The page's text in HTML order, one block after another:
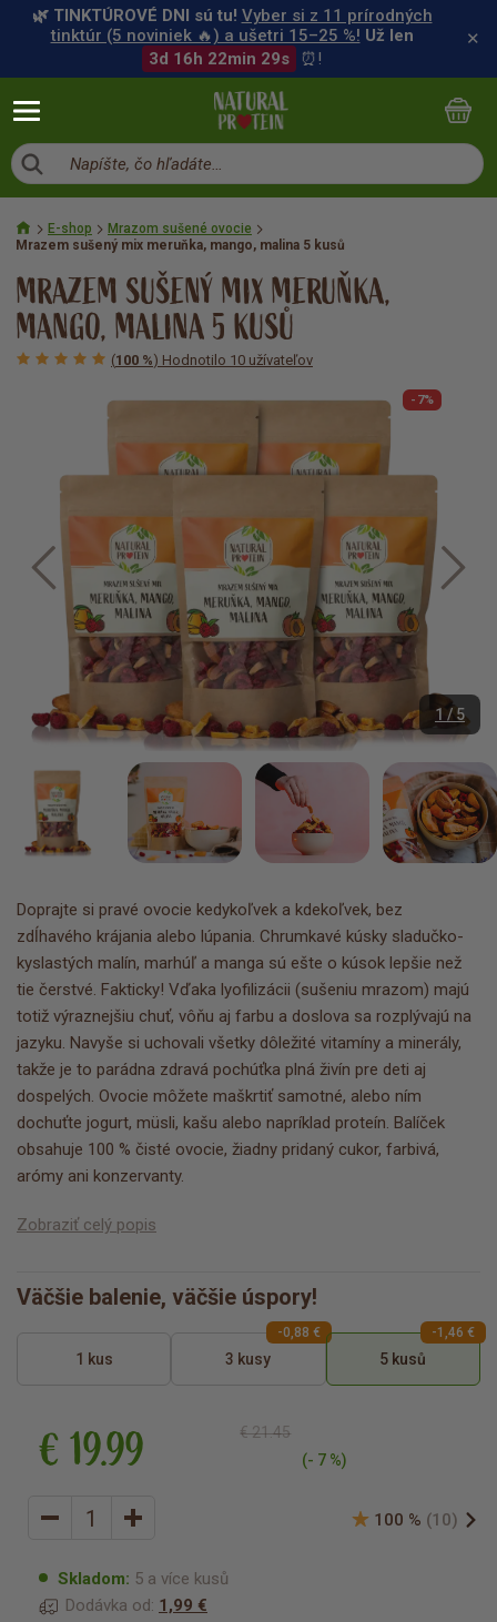
🌿 TINKTÚROVÉ DNI sú tu! Vyber si z 11 prírodných
tinktúr (5 noviniek 🔥) a ušetri 15–25 %! Už len
3d 16h 22min 28s
⏰!
✕
Napíšte, čo hľadáte…
E-shop
Mrazom sušené ovocie
Mrazem sušený mix meruňka, mango, malina 5 kusů
MRAZEM SUŠENÝ MIX MERUŇKA,
MANGO, MALINA 5 KUSŮ
(100 %) Hodnotilo 10 užívateľov
-7%
1 / 5
Doprajte si pravé ovocie kedykoľvek a kdekoľvek, bez
zdĺhavého krájania alebo lúpania. Chrumkavé kúsky sladučko-
kyslastých malín, marhúľ a manga sú ešte o kúsok lepšie než
tie čerstvé. Fakticky! Vďaka lyofilizácii (sušeniu mrazom) majú
totiž výraznejšiu chuť, vôňu aj farbu a doslova sa rozplývajú na
jazyku. Navyše si uchovali všetky dôležité vitamíny a minerály,
takže je to parádna zdravá pochúťka plná živín pre deti aj
dospelých. Ovocie môžete maškrtiť samotné, alebo ním
dochuťte jogurt, müsli, kašu alebo napríklad proteín. Balíček
obsahuje 100 % čisté ovocie, žiadny pridaný cukor, farbivá,
arómy ani konzervanty.
Zobraziť celý popis
Väčšie balenie, väčšie úspory!
1 kus 3 kusy
-0,88 €
5 kusů
-1,46 €
100 % (10)
(- 7 %)
€ 21.45
€ 19.99
Skladom: 5 a více kusů
Dodávka od: 1,99 €